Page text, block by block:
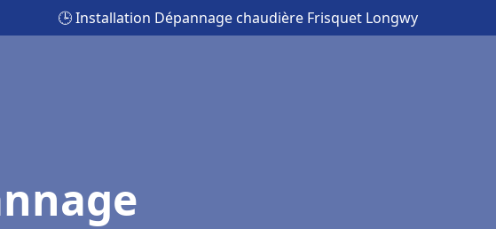
🕒 Installation Dépannage chaudière Frisquet Longwy